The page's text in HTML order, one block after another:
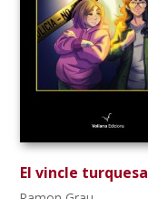
El vincle turquesa